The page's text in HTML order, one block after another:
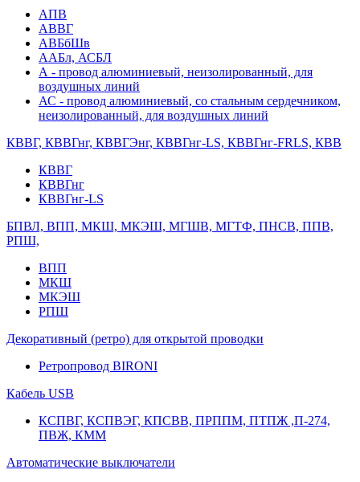
АПВ
АВВГ
АВБбШв
ААБл, АСБЛ
А - провод алюминиевый, неизолированный, для
воздушных линий
АС - провод алюминиевый, со стальным сердечником,
неизолированный, для воздушных линий
КВВГ, КВВГнг, КВВГЭнг, КВВГнг-LS, КВВГнг-FRLS, КВВ
КВВГ
КВВГнг
КВВГнг-LS
БПВЛ, ВПП, МКШ, МКЭШ, МГШВ, МГТФ, ПНСВ, ППВ,
РПШ,
ВПП
МКШ
МКЭШ
РПШ
Декоративный (ретро) для открытой проводки
Ретропровод BIRONI
Кабель USB
КСПВГ, КСПВЭГ, КПСВВ, ПРППМ, ПТПЖ ,П-274,
ПВЖ, КММ
Автоматические выключатели